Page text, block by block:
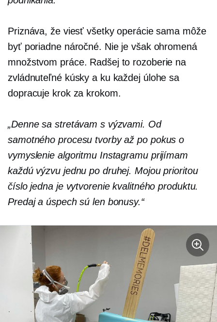
Priznáva, že viesť všetky operácie sama môže
byť poriadne náročné. Nie je však ohromená
množstvom práce. Radšej to rozoberie na
zvládnuteľné kúsky a ku každej úlohe sa
dopracuje krok za krokom.
„Denne sa stretávam s výzvami. Od
samotného procesu tvorby až po pokus o
vymyslenie algoritmu Instagramu prijímam
každú výzvu jednu po druhej. Mojou prioritou
číslo jedna je vytvorenie kvalitného produktu.
Predaj a úspech sú len bonusy.“